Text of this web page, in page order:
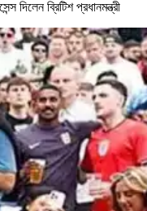
দিলেন ব্রিটিশ প্রধানমন্ত্রী